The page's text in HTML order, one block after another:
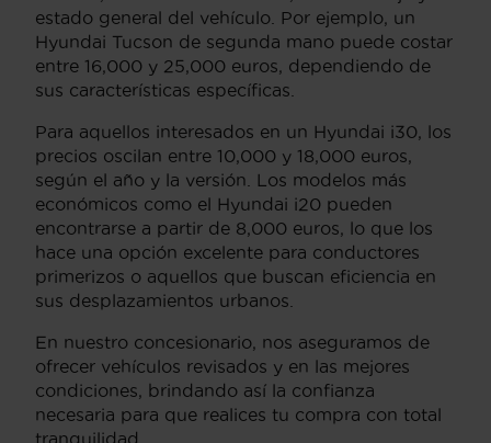
estado general del vehículo. Por ejemplo, un
Hyundai Tucson de segunda mano puede costar
entre 16,000 y 25,000 euros, dependiendo de
sus características específicas.
Para aquellos interesados en un Hyundai i30, los
precios oscilan entre 10,000 y 18,000 euros,
según el año y la versión. Los modelos más
económicos como el Hyundai i20 pueden
encontrarse a partir de 8,000 euros, lo que los
hace una opción excelente para conductores
primerizos o aquellos que buscan eficiencia en
sus desplazamientos urbanos.
En nuestro concesionario, nos aseguramos de
ofrecer vehículos revisados y en las mejores
condiciones, brindando así la confianza
necesaria para que realices tu compra con total
tranquilidad.